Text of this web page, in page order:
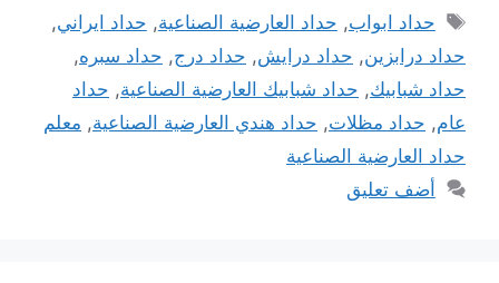
الوسوم
حداد ابواب, حداد العارضية الصناعية, حداد ايراني,
حداد درابزين, حداد درايش, حداد درج, حداد سبره,
حداد شبابيك, حداد شبابيك العارضية الصناعية, حداد
عام, حداد مظلات, حداد هندي العارضية الصناعية, معلم
حداد العارضية الصناعية
أضف تعليق